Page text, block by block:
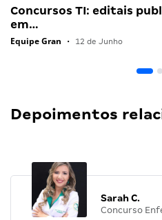
Concursos TI: editais
em…
Equipe Gran • 12 de Junho
Depoimentos
Sarah C.
Concurso